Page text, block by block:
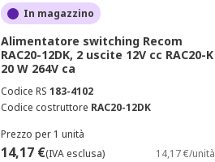
In magazzino
Alimentatore switching Recom
RAC20-12DK, 2 uscite 12V cc RAC20-K
20 W 264V ca
Codice RS 183-4102
Codice costruttore RAC20-12DK
Prezzo per 1 unità
14,17 €(IVA esclusa) 14,17 €/unità